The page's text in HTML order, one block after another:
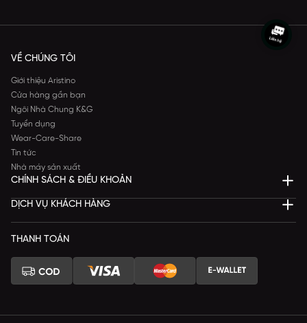
VỀ CHÚNG TÔI
Giới thiệu Aristino
Cửa hàng gần bạn
Ngôi Nhà Chung K&G
Tuyển dụng
Wear-Care-Share
Tin tức
Nhà máy sản xuất
CHÍNH SÁCH & ĐIỀU KHOẢN
DỊCH VỤ KHÁCH HÀNG
THANH TOÁN